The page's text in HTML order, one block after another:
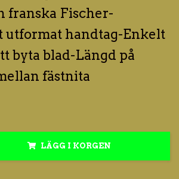
franska Fischer-
utformat handtag-Enkelt
byta blad-Längd på
fästnita
LÄGG I KORGEN